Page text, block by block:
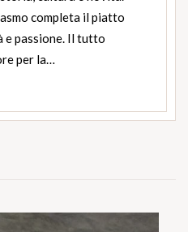
completa il piatto
e passione. Il tutto
per la…